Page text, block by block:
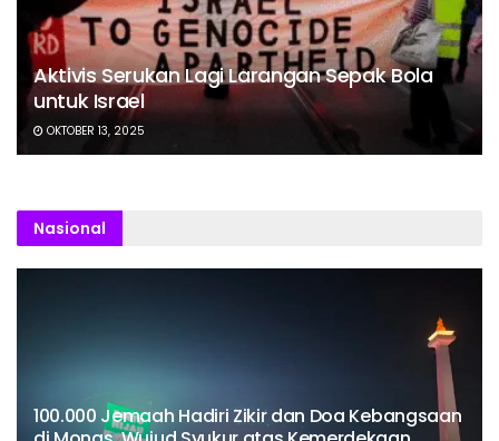
Aktivis Serukan Lagi Larangan Sepak Bola
untuk Israel
OKTOBER 13, 2025
Nasional
100.000 Jemaah Hadiri Zikir dan Doa Kebangsaan